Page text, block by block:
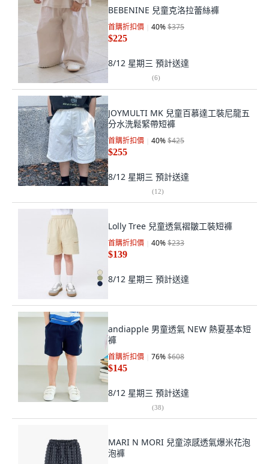
BEBENINE 兒童克洛拉蕾絲褲
首購折扣價 40%$375
$225
8/12 星期三 預計送達
(6)
JOYMULTI MK 兒童百慕達工裝尼龍五
分水洗鬆緊帶短褲
首購折扣價 40%$425
$255
8/12 星期三 預計送達
(12)
Lolly Tree 兒童透氣褶皺工裝短褲
首購折扣價 40%$233
$139
8/12 星期三 預計送達
andiapple 男童透氣 NEW 熱夏基本短
褲
首購折扣價 76%$608
$145
8/12 星期三 預計送達
(38)
MARI N MORI 兒童涼感透氣爆米花泡
泡褲